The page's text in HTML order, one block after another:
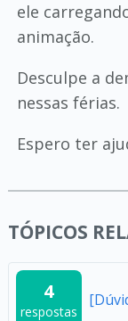
ele
animação.
Desculpe a
nessas férias.
Espero ter
TÓPICOS
4
respostas